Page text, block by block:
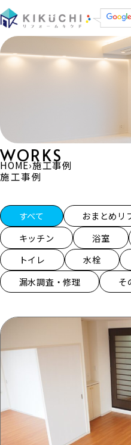
WORKS
施工事例
HOME›施工事例
施工事例一覧
すべて
おまとめリ
キッチン
浴室
トイレ
水栓
漏水調査・修理
そ